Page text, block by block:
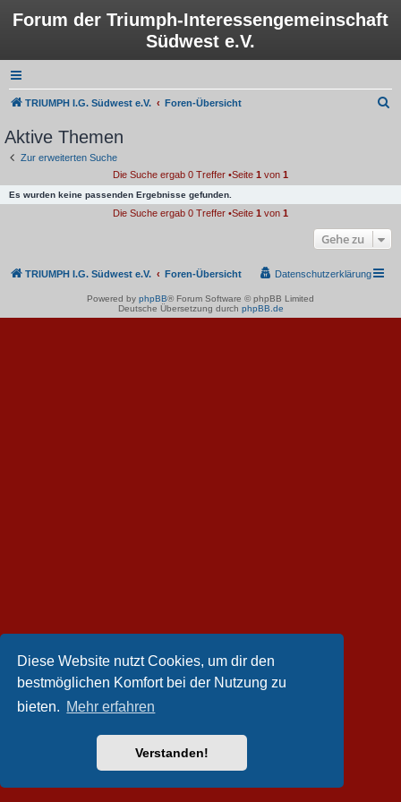
Diese Website nutzt Cookies, um dir den
bestmöglichen Komfort bei der Nutzung zu
bieten. Mehr erfahren
Verstanden!
Forum der Triumph-Interessengemeinschaft
Südwest e.V.
TRIUMPH I.G. Südwest e.V. Foren-Übersicht
e
Aktive Themen
Zur erweiterten Suche
Die Suche ergab 0 Treffer •Seite 1 von 1
Es wurden keine passenden Ergebnisse gefunden.
Die Suche ergab 0 Treffer •Seite 1 von 1
Gehe zu
TRIUMPH I.G. Südwest e.V. Foren-Übersicht Datenschutzerklärung
Powered by phpBB® Forum Software © phpBB Limited
Deutsche Übersetzung durch phpBB.de